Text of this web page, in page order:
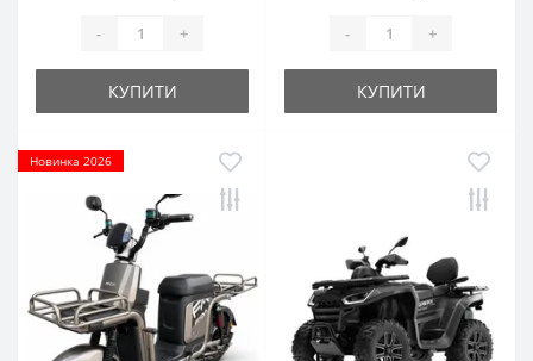
- +
КУПИТИ
- +
КУПИТИ
Новинка 2026